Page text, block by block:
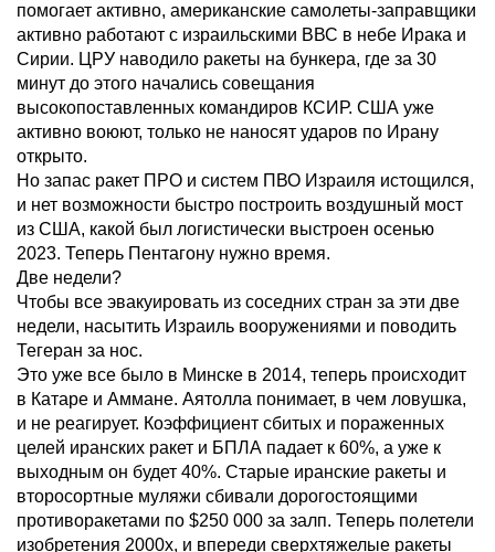
помогает активно, американские самолеты-заправщики
активно работают с израильскими ВВС в небе Ирака и
Сирии. ЦРУ наводило ракеты на бункера, где за 30
минут до этого начались совещания
высокопоставленных командиров КСИР. США уже
активно воюют, только не наносят ударов по Ирану
открыто.
Но запас ракет ПРО и систем ПВО Израиля истощился,
и нет возможности быстро построить воздушный мост
из США, какой был логистически выстроен осенью
2023. Теперь Пентагону нужно время.
Две недели?
Чтобы все эвакуировать из соседних стран за эти две
недели, насытить Израиль вооружениями и поводить
Тегеран за нос.
Это уже все было в Минске в 2014, теперь происходит
в Катаре и Аммане. Аятолла понимает, в чем ловушка,
и не реагирует. Коэффициент сбитых и пораженных
целей иранских ракет и БПЛА падает к 60%, а уже к
выходным он будет 40%. Старые иранские ракеты и
второсортные муляжи сбивали дорогостоящими
противоракетами по $250 000 за залп. Теперь полетели
изобретения 2000х, и впереди сверхтяжелые ракеты